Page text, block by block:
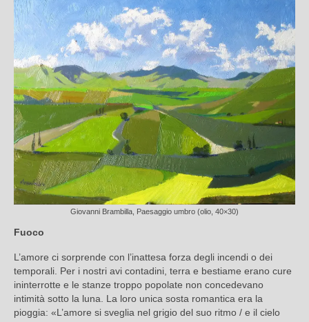
Giovanni Brambilla, Paesaggio umbro (olio, 40×30)
Fuoco
L’amore ci sorprende con l’inattesa forza degli incendi o dei
temporali. Per i nostri avi contadini, terra e bestiame erano cure
ininterrotte e le stanze troppo popolate non concedevano
intimità sotto la luna. La loro unica sosta romantica era la
pioggia: «L’amore si sveglia nel grigio del suo ritmo / e il cielo